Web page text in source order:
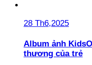
28 Th6,2025
Album ảnh
thương của trẻ